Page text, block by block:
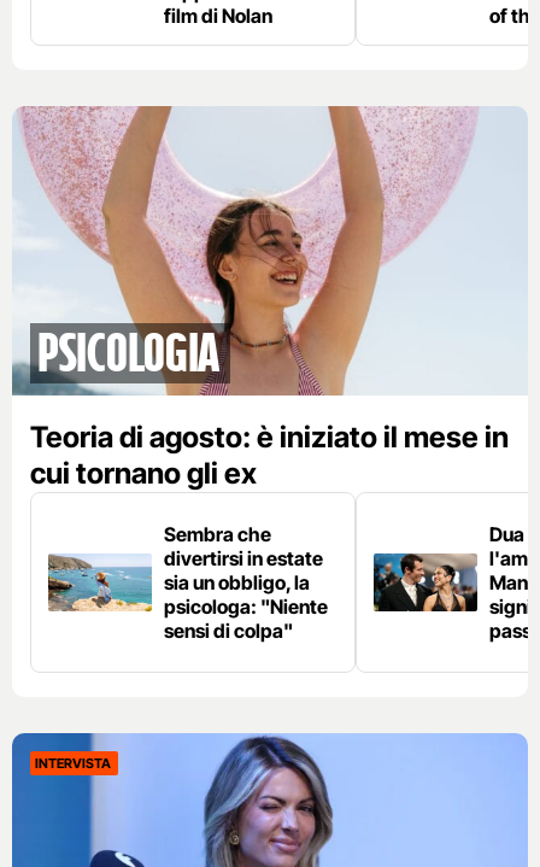
film di Nolan
of
PSICOLOGIA
Teoria di agosto: è iniziato il mese in
cui tornano gli ex
Sembra che
divertirsi in estate
sia un obbligo, la
psicologa: "Niente
sensi di colpa"
Dua
INTERVISTA